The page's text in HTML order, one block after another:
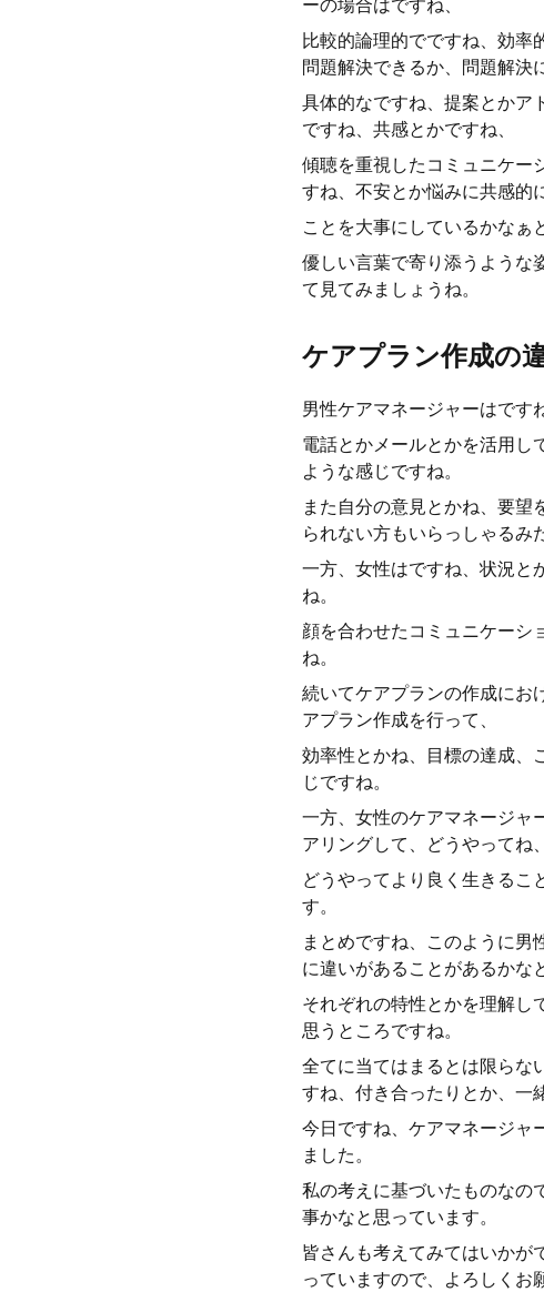
ーの場合はですね、
比較的論理的でですね、効率
問題解決できるか、問題解決
具体的なですね、提案とかア
ですね、共感とかですね、
傾聴を重視したコミュニケー
すね、不安とか悩みに共感的
ことを大事にしているかなぁ
優しい言葉で寄り添うような
て見てみましょうね。
ケアプラン作成の
男性ケアマネージャーはです
電話とかメールとかを活用し
ような感じですね。
また自分の意見とかね、要望
られない方もいらっしゃるみ
一方、女性はですね、状況と
ね。
顔を合わせたコミュニケーシ
ね。
続いてケアプランの作成にお
アプラン作成を行って、
効率性とかね、目標の達成、
じですね。
一方、女性のケアマネージャ
アリングして、どうやってね
どうやってより良く生きるこ
す。
まとめですね、このように
に違いがあることがあるかな
それぞれの特性とかを理解し
思うところですね。
全てに当てはまるとは限らな
すね、付き合ったりとか、一
今日ですね、ケアマネージャ
ました。
私の考えに基づいたものなの
事かなと思っています。
皆さんも考えてみてはいかが
っていますので、よろしくお